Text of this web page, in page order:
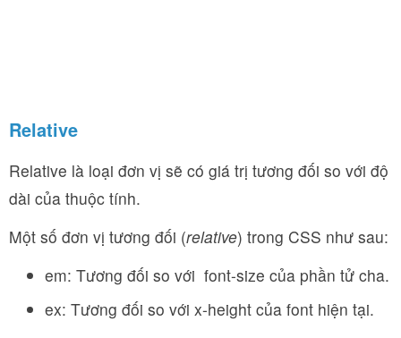
Relative
Relative là loại đơn vị sẽ có giá trị tương đối so với độ
dài của thuộc tính.
Một số đơn vị tương đối (relative) trong CSS như sau:
em: Tương đối so với font-size của phần tử cha.
ex: Tương đối so với x-height của font hiện tại.